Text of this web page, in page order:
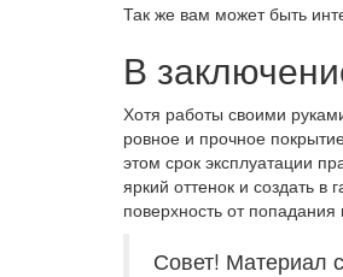
Так же вам может быть
В
Хотя работы своими
ровное и прочное
этом срок эксплуатации
яркий оттенок и создать в
поверхность от попадания
Совет! Материал